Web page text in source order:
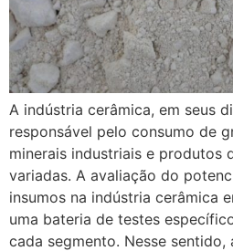
A indústria cerâmica, em seus
responsável pelo consumo de
minerais industriais e produtos
variadas. A avaliação do
insumos na indústria cerâmica
uma bateria de testes
cada segmento. Nesse